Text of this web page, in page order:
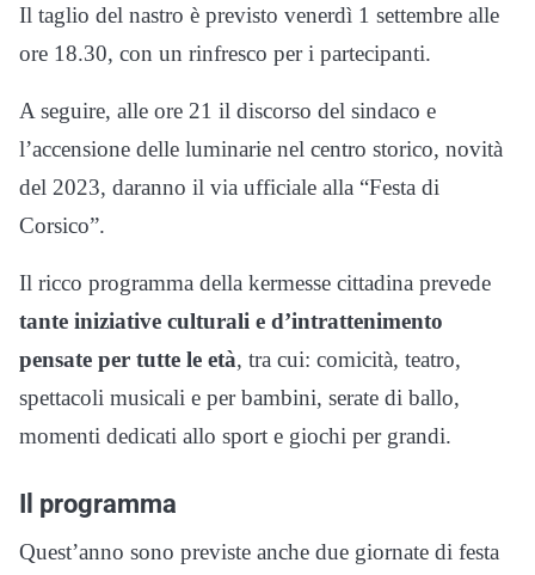
Il taglio del nastro è previsto venerdì 1 settembre alle
ore 18.30, con un rinfresco per i partecipanti.
A seguire, alle ore 21 il discorso del sindaco e
l’accensione delle luminarie nel centro storico, novità
del 2023, daranno il via ufficiale alla “Festa di
Corsico”.
Il ricco programma della kermesse cittadina prevede
tante iniziative culturali e d’intrattenimento
pensate per tutte le età, tra cui: comicità, teatro,
spettacoli musicali e per bambini, serate di ballo,
momenti dedicati allo sport e giochi per grandi.
Il programma
Quest’anno sono previste anche due giornate di festa